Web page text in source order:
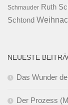
Schmauder Ruth
Schtond
NEUESTE
Das Wunder
Der Prozess